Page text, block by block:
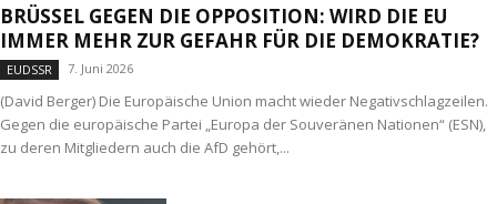
BRÜSSEL GEGEN DIE OPPOSITION: WIRD DIE EU
IMMER MEHR ZUR GEFAHR FÜR DIE DEMOKRATIE?
EUDSSR 7. Juni 2026
(David Berger) Die Europäische Union macht wieder Negativschlagzeilen.
Gegen die europäische Partei „Europa der Souveränen Nationen“ (ESN),
zu deren Mitgliedern auch die AfD gehört,...